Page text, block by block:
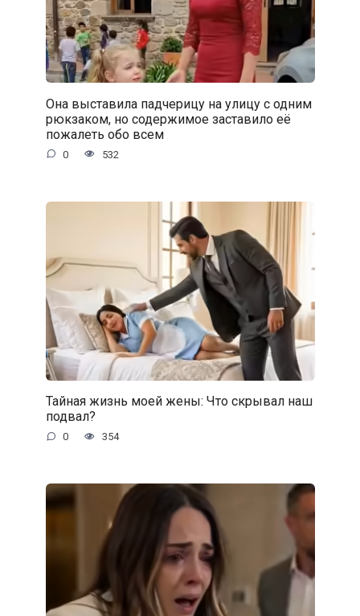
Она выставила падчерицу на улицу с одним
рюкзаком, но содержимое заставило её
пожалеть обо всем
0 532
Тайная жизнь моей жены: Что скрывал наш
подвал?
0 354